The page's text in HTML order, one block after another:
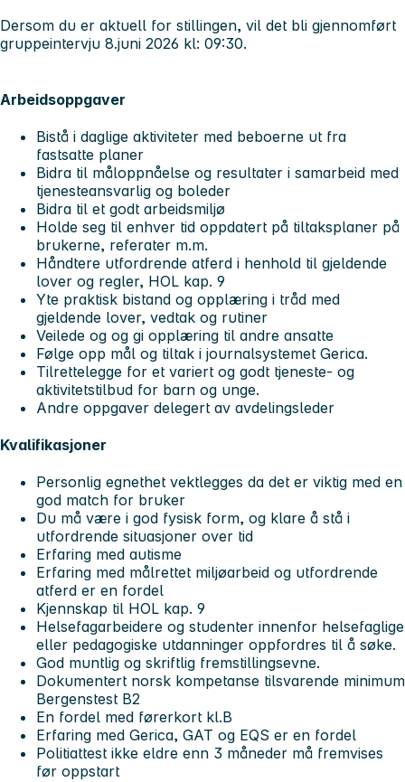
Dersom du er aktuell for stillingen, vil det bli gjennomført
gruppeintervju 8.juni 2026 kl: 09:30.
Arbeidsoppgaver
Bistå i daglige aktiviteter med beboerne ut fra
fastsatte planer
Bidra til måloppnåelse og resultater i samarbeid med
tjenesteansvarlig og boleder
Bidra til et godt arbeidsmiljø
Holde seg til enhver tid oppdatert på tiltaksplaner på
brukerne, referater m.m.
Håndtere utfordrende atferd i henhold til gjeldende
lover og regler, HOL kap. 9
Yte praktisk bistand og opplæring i tråd med
gjeldende lover, vedtak og rutiner
Veilede og og gi opplæring til andre ansatte
Følge opp mål og tiltak i journalsystemet Gerica.
Tilrettelegge for et variert og godt tjeneste- og
aktivitetstilbud for barn og unge.
Andre oppgaver delegert av avdelingsleder
Kvalifikasjoner
Personlig egnethet vektlegges da det er viktig med en
god match for bruker
Du må være i god fysisk form, og klare å stå i
utfordrende situasjoner over tid
Erfaring med autisme
Erfaring med målrettet miljøarbeid og utfordrende
atferd er en fordel
Kjennskap til HOL kap. 9
Helsefagarbeidere og studenter innenfor helsefaglige
eller pedagogiske utdanninger oppfordres til å søke.
God muntlig og skriftlig fremstillingsevne.
Dokumentert norsk kompetanse tilsvarende minimum
Bergenstest B2
En fordel med førerkort kl.B
Erfaring med Gerica, GAT og EQS er en fordel
Politiattest ikke eldre enn 3 måneder må fremvises
før oppstart